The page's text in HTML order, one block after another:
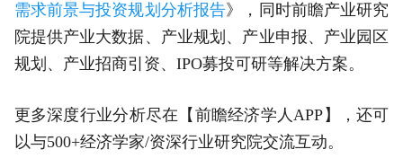
需求前景与投资规划分析报告》，同时前瞻产业研究
院提供产业大数据、产业规划、产业申报、产业园区
规划、产业招商引资、IPO募投可研等解决方案。
更多深度行业分析尽在【前瞻经济学人APP】，还可
以与500+经济学家/资深行业研究院交流互动。